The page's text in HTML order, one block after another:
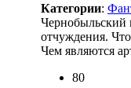
Категории:
Чернобыльский
отчуждения.
Чем являются
80